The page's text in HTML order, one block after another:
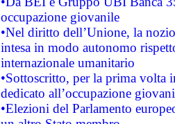
occupazione giovanile
•Nel diritto dell’Unione, la
intesa in modo autonomo
internazionale umanitario
•Sottoscritto, per la prima volta
dedicato all’occupazione
•Elezioni del Parlamento